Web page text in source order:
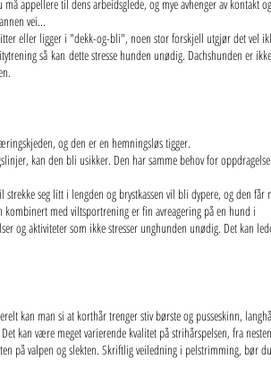
appellere til dens arbeidsglede, og mye avhenger av kontakt og
vei...
eller ligger i "dekk-og-bli", noen stor forskjell utgjør det vel
så kan dette stresse hunden unødig. Dachshunden er ikke
og den er en hemningsløs tigger.
kan den bli usikker. Den har samme behov for oppdragelse
seg litt i lengden og brystkassen vil bli dypere, og den får
med viltsportrening er fin avreagering på en hund i
og aktiviteter som ikke stresser unghunden unødig. Det kan
kan man si at korthår trenger stiv børste og pusseskinn,
kan være meget varierende kvalitet på strihårspelsen, fra nesten
på valpen og slekten. Skriftlig veiledning i pelstrimming, bør du